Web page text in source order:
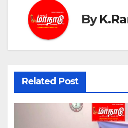
By
Related Post